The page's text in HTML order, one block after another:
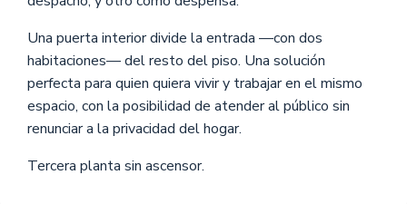
Una puerta interior divide la entrada —con dos
habitaciones— del resto del piso. Una solución
perfecta para quien quiera vivir y trabajar en el mismo
espacio, con la posibilidad de atender al público sin
renunciar a la privacidad del hogar.
Tercera planta sin ascensor.